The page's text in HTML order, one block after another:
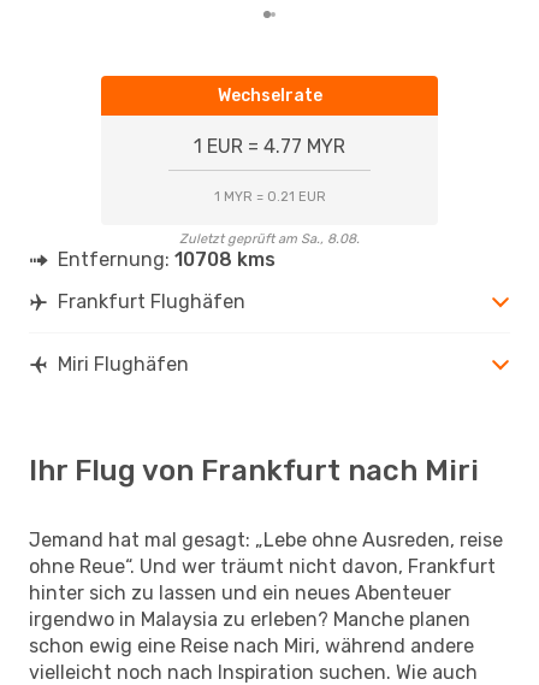
Wechselrate
1 EUR = 4.77 MYR
1 MYR = 0.21 EUR
Zuletzt geprüft am Sa., 8.08.
Entfernung: 10708 kms
Frankfurt Flughäfen
Miri Flughäfen
Ihr Flug von Frankfurt nach Miri
Jemand hat mal gesagt: „Lebe ohne Ausreden, reise
ohne Reue“. Und wer träumt nicht davon, Frankfurt
hinter sich zu lassen und ein neues Abenteuer
irgendwo in Malaysia zu erleben? Manche planen
schon ewig eine Reise nach Miri, während andere
vielleicht noch nach Inspiration suchen. Wie auch